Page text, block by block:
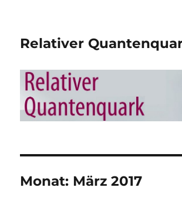
Relativer
Monat: März 2017